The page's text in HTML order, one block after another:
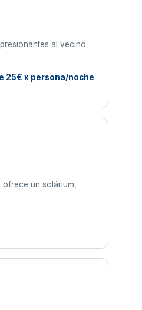
al vecino
25€ x persona/noche
un solárium,